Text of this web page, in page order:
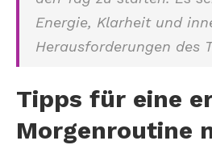
Energie, Klarheit und
Herausforderungen des
Tipps für eine
Morgenroutine